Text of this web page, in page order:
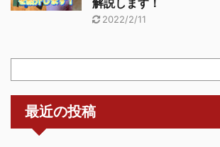
解説します！
2022/2/11
最近の投稿